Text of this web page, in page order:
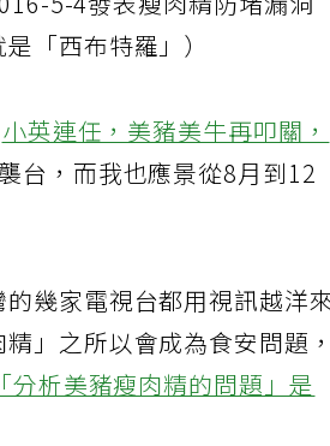
5-4發表瘦肉精防堵漏洞
「西布特羅」）
小英連任，美豬美牛再叩關，
台，而我也應景從8月到12
幾家電視台都用視訊越洋
」之所以會成為食安問題，
分析美豬瘦肉精的問題」是